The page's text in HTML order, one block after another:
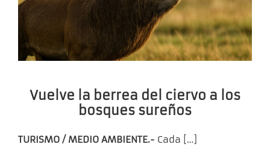
Vuelve la berrea del ciervo a los
bosques sureños
TURISMO / MEDIO AMBIENTE.- Cada […]